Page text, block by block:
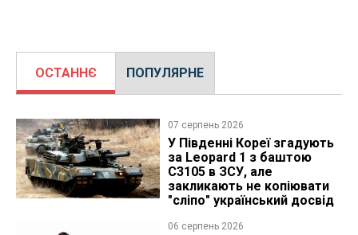
ОСТАННЄ ПОПУЛЯРНЕ
07 серпень 2026
У Південні Кореї згадують
за Leopard 1 з баштою
C3105 в ЗСУ, але
закликають не копіювати
"сліпо" український досвід
06 серпень 2026